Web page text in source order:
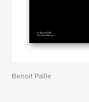
Benoit Paille